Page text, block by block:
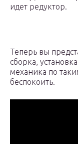
идет редуктор.
Теперь вы
сборка,
механика по
беспокоить.